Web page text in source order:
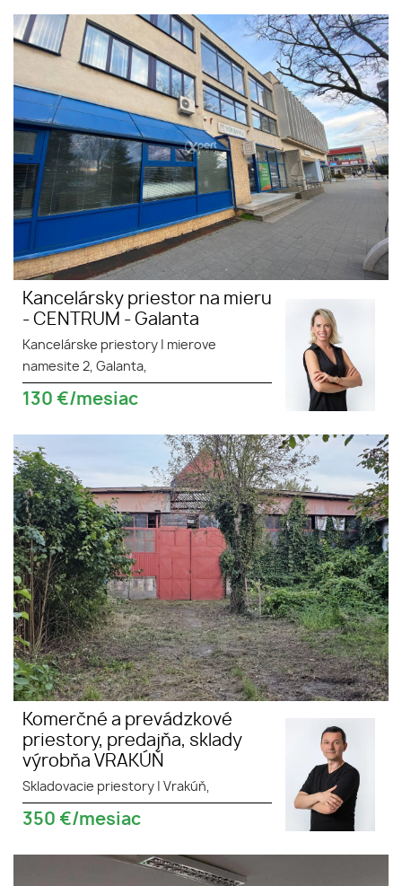
Kancelársky priestor na mieru -
CENTRUM - Galanta
Kancelársky priestor na mieru
- CENTRUM - Galanta
Kancelárske priestory
mierove
namesite 2, Galanta,
130 €/mesiac
Na prenájom komerčné a
prevádzkové priestory Vrakúň,
Hlavná ulica. Plocha: úžitková
100m2, zastavaná130m2.Stav
objektu: pôvodný stav.
OBCHOD
Komerčné a prevádzkové
priestory, predajňa, sklady
výrobňa VRAKÚŇ
Skladovacie priestory Vrakúň,
350 €/mesiac
Obchodný priestor s rohlohou